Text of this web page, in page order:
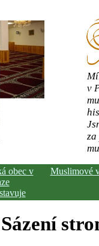
v
obec v
Muslimové
Sázení